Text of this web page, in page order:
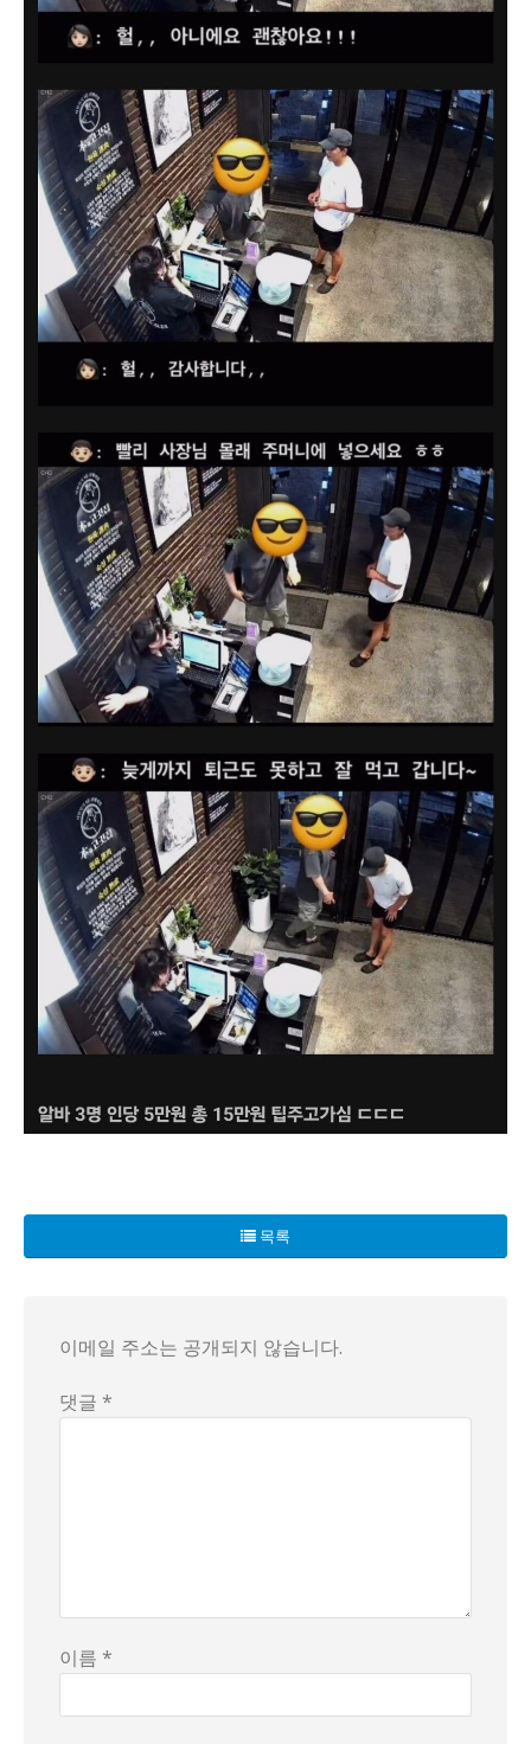
우선 눈에 띄는 것은 노동 강도와 임금 구조다. “마감시간
두 번째로 주목할 포인트는 제품의 차별화와 마케팅 메시지
목록
이메일 주소는 공개되지 않습니다.
댓글 *
이름 *